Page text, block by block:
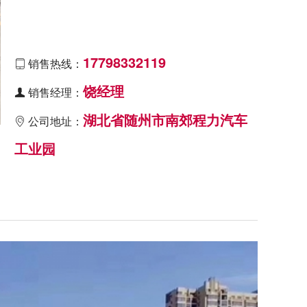
 销售热线： 17798332119
 销售经理： 饶经理
 公司地址： 湖北省随州市南郊程力汽车
工业园